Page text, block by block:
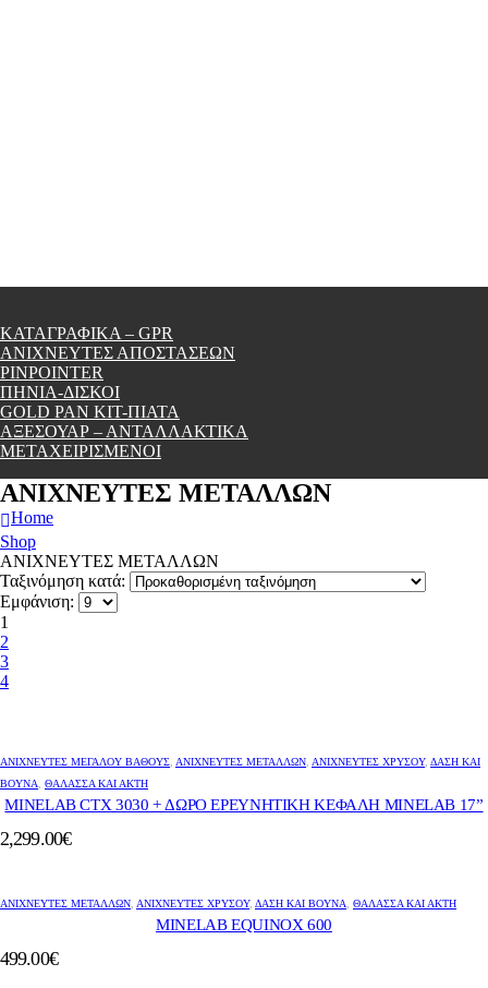
ΚΑΤΑΓΡΑΦΙΚΑ – GPR
ΑΝΙΧΝΕΥΤΕΣ ΑΠΟΣΤΑΣΕΩΝ
PINPOINTER
ΠΗΝΙΑ-ΔΙΣΚΟΙ
GOLD PAN KIT-ΠΙΑΤΑ
ΑΞΕΣΟΥΑΡ – ΑΝΤΑΛΛΑΚΤΙΚΑ
ΜΕΤΑΧΕΙΡΙΣΜΕΝΟΙ
ΑΝΙΧΝΕΥΤΕΣ ΜΕΤΑΛΛΩΝ
Home
Shop
ΑΝΙΧΝΕΥΤΕΣ ΜΕΤΑΛΛΩΝ
Ταξινόμηση κατά:
Εμφάνιση:
1
2
3
4
ΑΝΙΧΝΕΥΤΈΣ ΜΕΓΆΛΟΎ ΒΆΘΟΥΣ ΑΝΙΧΝΕΥΤΕΣ ΜΕΤΑΛΛΩΝ ΑΝΙΧΝΕΥΤΈΣ ΧΡΥΣΟΎ, ΔΆΣΗ ΚΑΙ
ΒΟΥΝΆ
ΘΆΛΑΣΣΑ ΚΑΙ ΑΚΤΉ
MINELAB CTX 3030 + ΔΩΡΟ ΕΡΕΥΝΗΤΙΚΗ ΚΕΦΑΛΗ ΜΙΝΕLAB 17”
2,299.00€
ΑΝΙΧΝΕΥΤΕΣ ΜΕΤΑΛΛΩΝ ΑΝΙΧΝΕΥΤΈΣ ΧΡΥΣΟΎ, ΔΆΣΗ ΚΑΙ ΒΟΥΝΆ ΘΆΛΑΣΣΑ ΚΑΙ ΑΚΤΉ
MINELAB EQUINOX 600
499.00€